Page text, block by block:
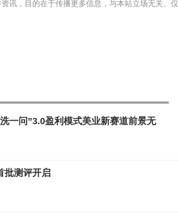
讯，目的在于传播更多信息，与本站立场无关。仅
一问”3.0盈利模式美业新赛道前景无
批测评开启